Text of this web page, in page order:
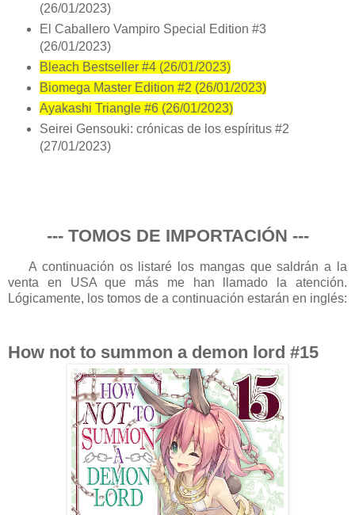
(26/01/2023)
El Caballero Vampiro Special Edition #3
(26/01/2023)
Bleach Bestseller #4 (26/01/2023)
Biomega Master Edition #2 (26/01/2023)
Ayakashi Triangle #6 (26/01/2023)
Seirei Gensouki: crónicas de los espíritus #2
(27/01/2023)
--- TOMOS DE IMPORTACIÓN ---
A continuación os listaré los mangas que saldrán a la
venta en USA que más me han llamado la atención.
Lógicamente, los tomos de a continuación estarán en inglés:
How not to summon a demon lord #15